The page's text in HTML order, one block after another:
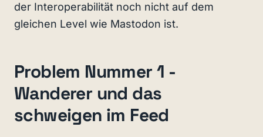
der Interoperabilität noch nicht auf dem
gleichen Level wie Mastodon ist.
Problem Nummer 1 -
Wanderer und das
schweigen im Feed